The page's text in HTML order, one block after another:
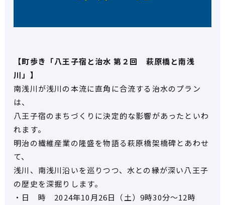
【町歩き「八王子宿と治水 第２回 萩原橋と南浅
川」】
南浅川が浅川の本流に直角に合流する治水のプラン
は、
八王子宿のまちづくりに決定的な影響があったといわ
れます。
明治の繊維産業の隆盛を物語る萩原橋架橋碑とあわせ
て、
浅川、南浅川沿いを巡りつつ、水との縁が深い八王子
の歴史を深掘りします。
・日 時 2024年10月26日（土）9時30分～12時